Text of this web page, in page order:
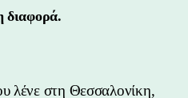
διαφορά.
λένε στη Θεσσαλονίκη,